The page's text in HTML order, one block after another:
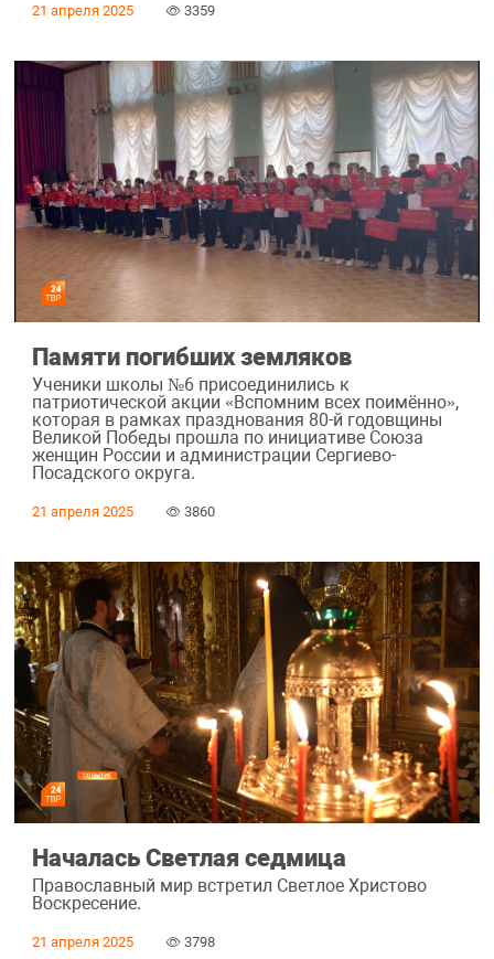
21 апреля 2025 3359
Памяти погибших земляков
Ученики школы №6 присоединились к
патриотической акции «Вспомним всех поимённо»,
которая в рамках празднования 80-й годовщины
Великой Победы прошла по инициативе Союза
женщин России и администрации Сергиево-
Посадского округа.
21 апреля 2025 3860
Началась Светлая седмица
Православный мир встретил Светлое Христово
Воскресение.
21 апреля 2025 3798